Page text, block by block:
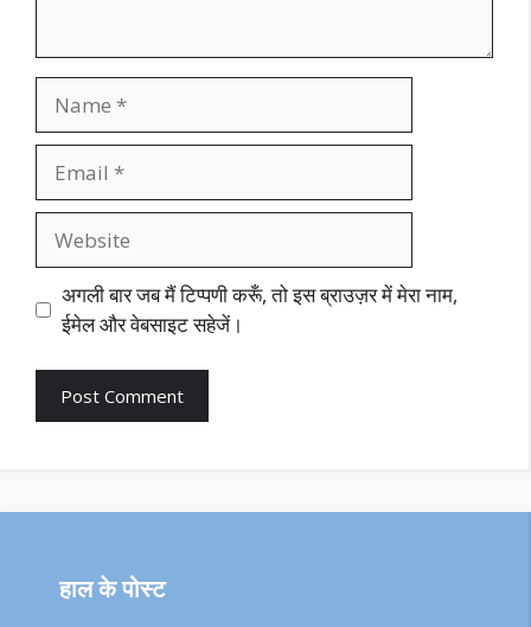
अगली बार जब मैं टिप्पणी करूँ, तो इस ब्राउज़र में मेरा नाम,
ईमेल और वेबसाइट सहेजें।
हाल के पोस्ट